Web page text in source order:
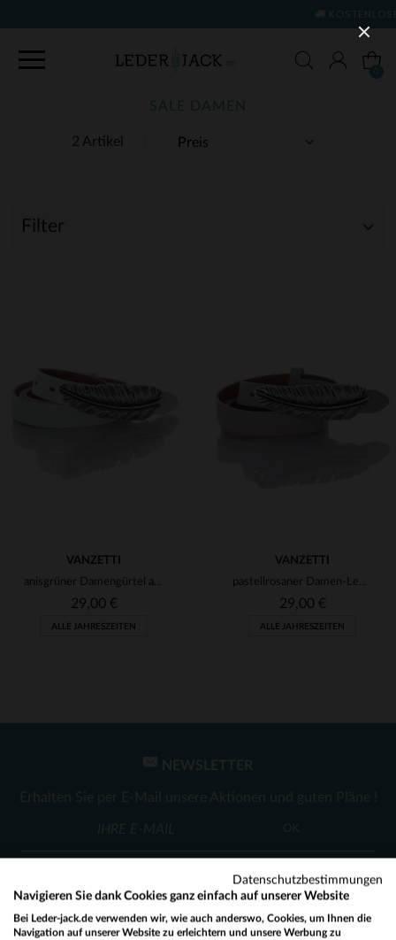
KOSTENLOSE LIEFERUNG UND RÜCKGABE
2 Artikel
SALE DAMEN
Filter
VERFÜGBARE GRÖSSEN
80 85 90
VANZETTI
anisgrüner Damengürtel aus Leder
29,00 €
ALLE JAHRESZEITEN
VERFÜGBARE GRÖSSEN
85
VANZETTI
pastellrosaner Damen-Ledergürtel
29,00 €
ALLE JAHRESZEITEN
NEWSLETTER
Erhalten Sie per E-Mail unsere Aktionen und guten Pläne !
OK
Datenschutzbestimmungen
Navigieren Sie dank Cookies ganz einfach auf unserer Website
Bei Leder-jack.de verwenden wir, wie auch anderswo, Cookies, um Ihnen die
Navigation auf unserer Website zu erleichtern und unsere Werbung zu